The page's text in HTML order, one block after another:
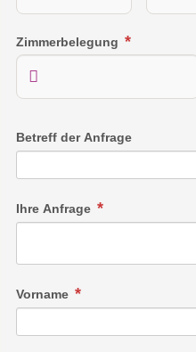
Zimmerbelegung
Betreff der Anfrage
Ihre Anfrage
Vorname